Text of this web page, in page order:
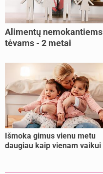
Alimentų nemokantiems
tėvams - 2 metai
Išmoka gimus vienu metu
daugiau kaip vienam vaikui